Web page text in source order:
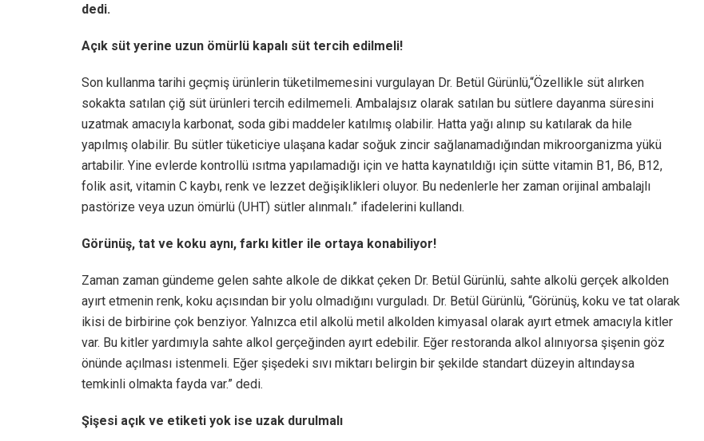
dedi.
Açık süt yerine uzun ömürlü kapalı süt tercih edilmeli!
Son kullanma tarihi geçmiş ürünlerin tüketilmemesini vurgulayan Dr. Betül Gürünlü,“Özellikle süt alırken
sokakta satılan çiğ süt ürünleri tercih edilmemeli. Ambalajsız olarak satılan bu sütlere dayanma süresini
uzatmak amacıyla karbonat, soda gibi maddeler katılmış olabilir. Hatta yağı alınıp su katılarak da hile
yapılmış olabilir. Bu sütler tüketiciye ulaşana kadar soğuk zincir sağlanamadığından mikroorganizma yükü
artabilir. Yine evlerde kontrollü ısıtma yapılamadığı için ve hatta kaynatıldığı için sütte vitamin B1, B6, B12,
folik asit, vitamin C kaybı, renk ve lezzet değişiklikleri oluyor. Bu nedenlerle her zaman orijinal ambalajlı
pastörize veya uzun ömürlü (UHT) sütler alınmalı.” ifadelerini kullandı.
Görünüş, tat ve koku aynı, farkı kitler ile ortaya konabiliyor!
Zaman zaman gündeme gelen sahte alkole de dikkat çeken Dr. Betül Gürünlü, sahte alkolü gerçek alkolden
ayırt etmenin renk, koku açısından bir yolu olmadığını vurguladı. Dr. Betül Gürünlü, “Görünüş, koku ve tat olarak
ikisi de birbirine çok benziyor. Yalnızca etil alkolü metil alkolden kimyasal olarak ayırt etmek amacıyla kitler
var. Bu kitler yardımıyla sahte alkol gerçeğinden ayırt edebilir. Eğer restoranda alkol alınıyorsa şişenin göz
önünde açılması istenmeli. Eğer şişedeki sıvı miktarı belirgin bir şekilde standart düzeyin altındaysa
temkinli olmakta fayda var.” dedi.
Şişesi açık ve etiketi yok ise uzak durulmalı